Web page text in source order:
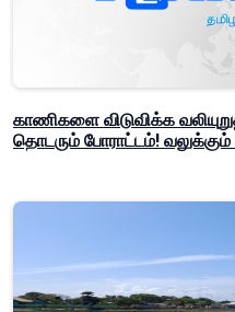
காணிகளை விடுவிக்க
தொடரும் போராட்டம்!